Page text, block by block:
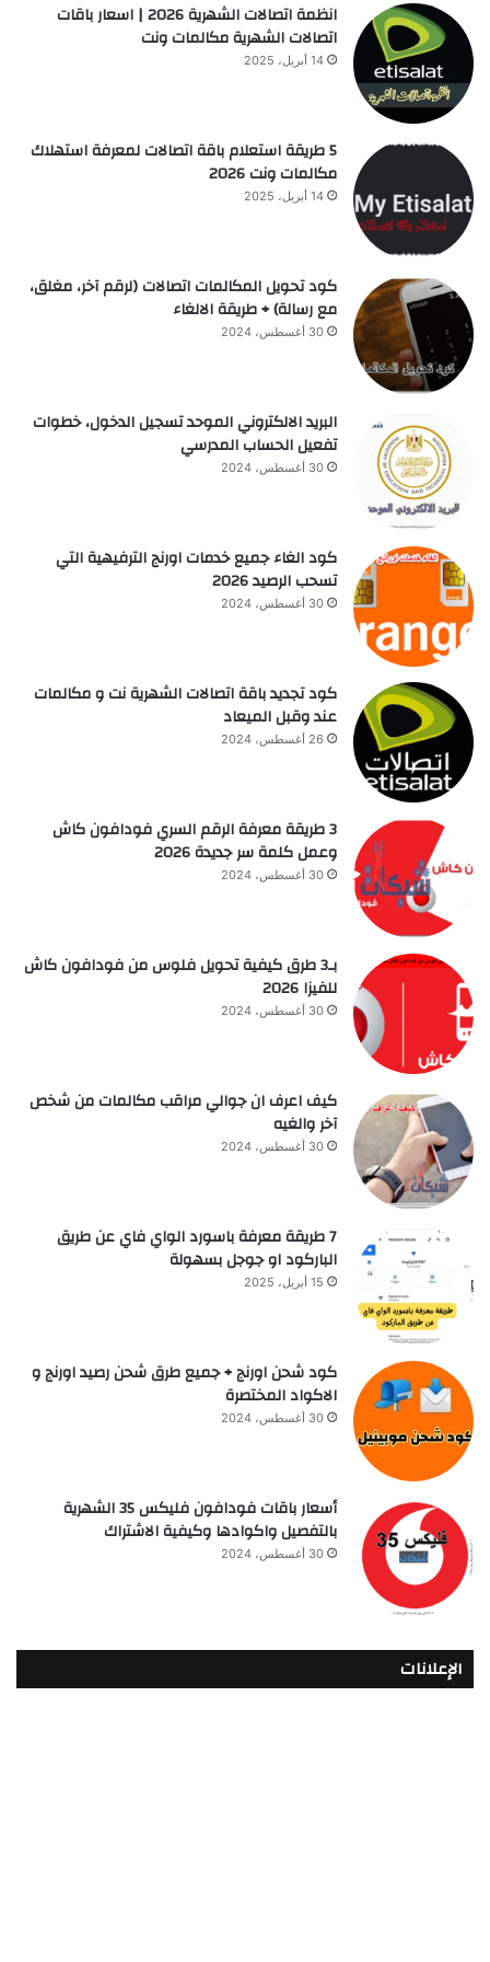
انظمة اتصالات الشهرية 2026 | اسعار باقات
اتصالات الشهرية مكالمات ونت
14 أبريل، 2025
5 طريقة استعلام باقة اتصالات لمعرفة استهلاك
مكالمات ونت 2026
14 أبريل، 2025
كود تحويل المكالمات اتصالات (لرقم آخر، مغلق،
مع رسالة) + طريقة الالغاء
30 أغسطس، 2024
البريد الالكتروني الموحد تسجيل الدخول، خطوات
تفعيل الحساب المدرسي
30 أغسطس، 2024
كود الغاء جميع خدمات اورنج الترفيهية التي
تسحب الرصيد 2026
30 أغسطس، 2024
كود تجديد باقة اتصالات الشهرية نت و مكالمات
عند وقبل الميعاد
26 أغسطس، 2024
3 طريقة معرفة الرقم السري فودافون كاش
وعمل كلمة سر جديدة 2026
30 أغسطس، 2024
بـ3 طرق كيفية تحويل فلوس من فودافون كاش
للفيزا 2026
30 أغسطس، 2024
كيف اعرف ان جوالي مراقب مكالمات من شخص
آخر والغيه
30 أغسطس، 2024
7 طريقة معرفة باسورد الواي فاي عن طريق
الباركود او جوجل بسهولة
15 أبريل، 2025
كود شحن اورنج + جميع طرق شحن رصيد اورنج و
الاكواد المختصرة
30 أغسطس، 2024
أسعار باقات فودافون فلیکس 35 الشهرية
بالتفصيل واكوادها وكيفية الاشتراك
30 أغسطس، 2024
الإعلانات